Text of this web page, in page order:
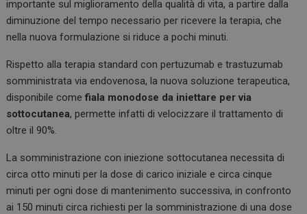
importante sul miglioramento della qualità di vita, a partire dalla
diminuzione del tempo necessario per ricevere la terapia, che
nella nuova formulazione si riduce a pochi minuti.
Rispetto alla terapia standard con pertuzumab e trastuzumab
somministrata via endovenosa, la nuova soluzione terapeutica,
disponibile come fiala monodose da iniettare per via
sottocutanea, permette infatti di velocizzare il trattamento di
oltre il 90%.
La somministrazione con iniezione sottocutanea necessita di
circa otto minuti per la dose di carico iniziale e circa cinque
minuti per ogni dose di mantenimento successiva, in confronto
ai 150 minuti circa richiesti per la somministrazione di una dose